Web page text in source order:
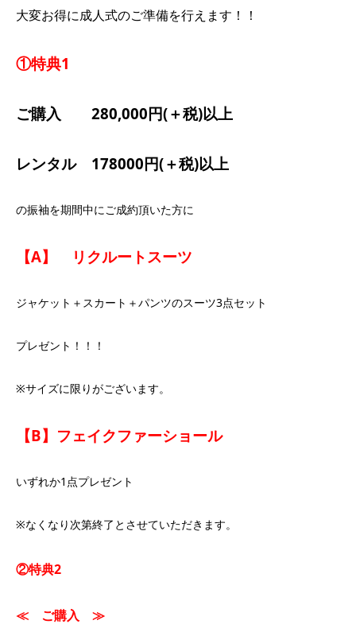
大変お得に成人式のご準備を行えます！！
①特典1
ご購入 280,000円(＋税)以上
レンタル 178000円(＋税)以上
の振袖を期間中にご成約頂いた方に
【A】 リクルートスーツ
ジャケット＋スカート＋パンツのスーツ3点セット
プレゼント！！！
※サイズに限りがございます。
【B】フェイクファーショール
いずれか1点プレゼント
※なくなり次第終了とさせていただきます。
②特典2
≪ ご購入 ≫